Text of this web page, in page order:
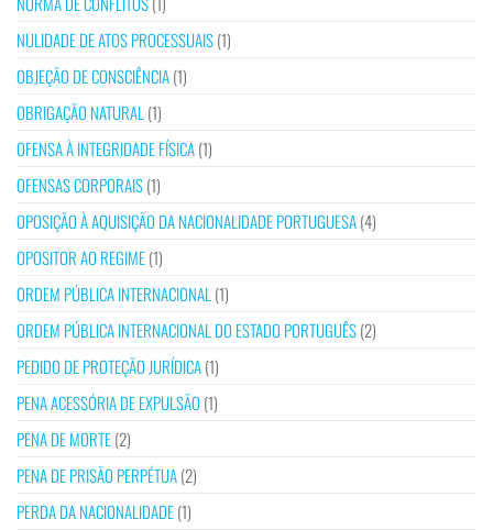
NULIDADE DE ATOS PROCESSUAIS(1)
OBJEÇÃO DE CONSCIÊNCIA(1)
OBRIGAÇÃO NATURAL (1)
OFENSA À INTEGRIDADE FÍSICA(1)
OFENSAS CORPORAIS(1)
OPOSIÇÃO À AQUISIÇÃO DA NACIONALIDADE PORTUGUESA(4)
OPOSITOR AO REGIME(1)
ORDEM PÚBLICA INTERNACIONAL (1)
ORDEM PÚBLICA INTERNACIONAL DO ESTADO PORTUGUÊS(2)
PEDIDO DE PROTEÇÃO JURÍDICA(1)
PENA ACESSÓRIA DE EXPULSÃO (1)
PENA DE MORTE(2)
PENA DE PRISÃO PERPÉTUA(2)
PERDA DA NACIONALIDADE(1)